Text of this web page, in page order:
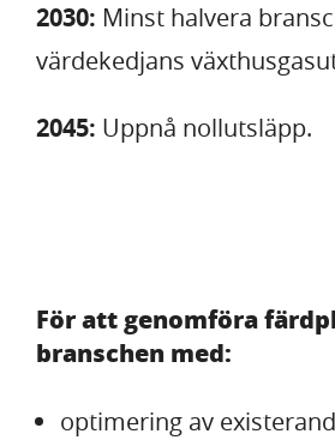
2030: Minst halvera
värdekedjans
2045: Uppnå nollutsläpp.
För att genomföra
branschen med:
optimering av